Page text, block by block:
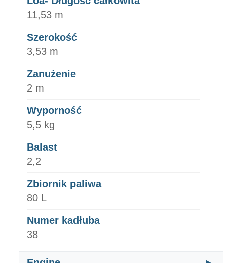
11,53 m
Szerokość
3,53 m
Zanużenie
2 m
Wyporność
5,5 kg
Balast
2,2
Zbiornik paliwa
80 L
Numer kadłuba
38